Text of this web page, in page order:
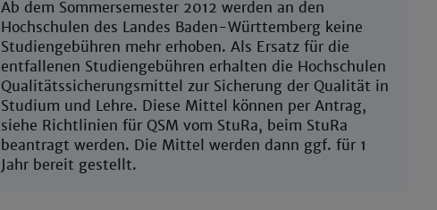
Ab dem Sommersemester 2012 werden an den
Hochschulen des Landes Baden-Württemberg keine
Studiengebühren mehr erhoben. Als Ersatz für die
entfallenen Studiengebühren erhalten die Hochschulen
Qualitätssicherungsmittel zur Sicherung der Qualität in
Studium und Lehre. Diese Mittel können per Antrag,
siehe Richtlinien für QSM vom StuRa, beim StuRa
beantragt werden. Die Mittel werden dann ggf. für 1
Jahr bereit gestellt.